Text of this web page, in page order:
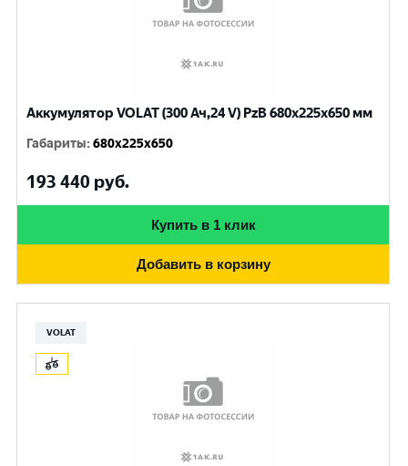
Аккумулятор VOLAT (300 Ач,24 V) PzB 680x225x650 мм
Габариты:680x225x650
193 440 руб.
Купить в 1 клик
Добавить в корзину
VOLAT